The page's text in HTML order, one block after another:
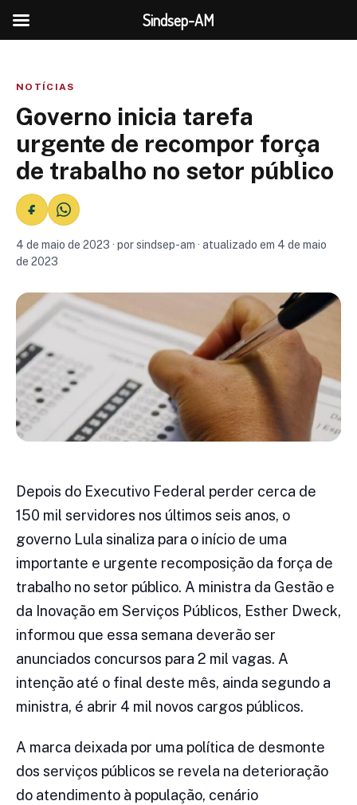
NOTÍCIAS
Governo inicia tarefa
urgente de recompor força
de trabalho no setor público
4 de maio de 2023 · por sindsep-am · atualizado em 4 de maio
de 2023
Depois do Executivo Federal perder cerca de
150 mil servidores nos últimos seis anos, o
governo Lula sinaliza para o início de uma
importante e urgente recomposição da força de
trabalho no setor público. A ministra da Gestão e
da Inovação em Serviços Públicos, Esther Dweck,
informou que essa semana deverão ser
anunciados concursos para 2 mil vagas. A
intenção até o final deste mês, ainda segundo a
ministra, é abrir 4 mil novos cargos públicos.
A marca deixada por uma política de desmonte
dos serviços públicos se revela na deterioração
do atendimento à população, cenário
Sindsep-AM